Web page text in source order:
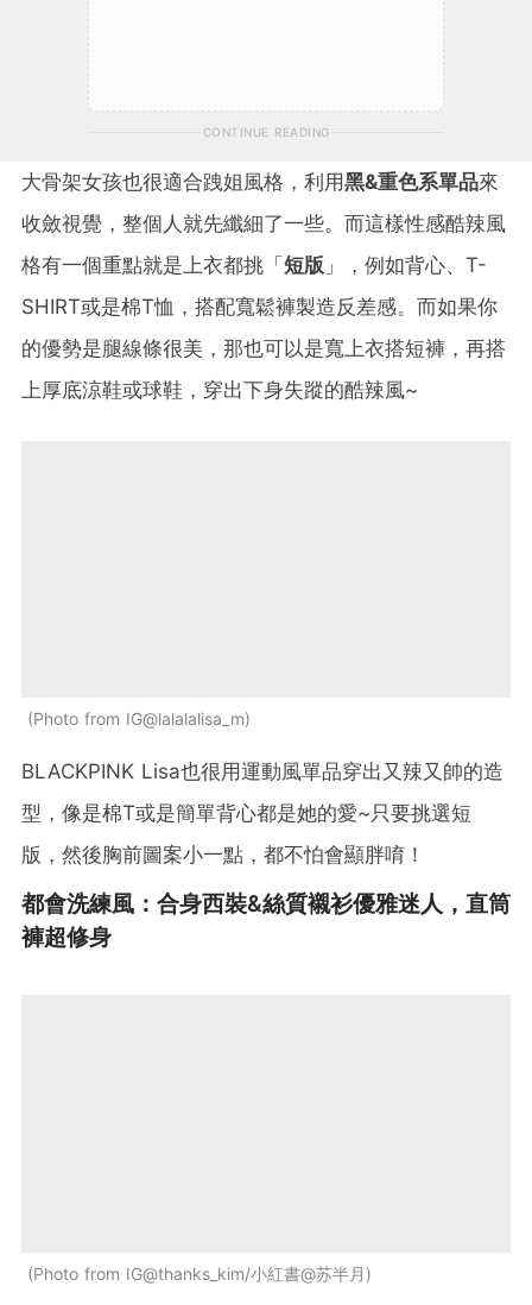
CONTINUE READING
大骨架女孩也很適合跩姐風格，利用黑&重色系單品來
收斂視覺，整個人就先纖細了一些。而這樣性感酷辣風
格有一個重點就是上衣都挑「短版 」，例如背心、T-
SHIRT或是棉T恤，搭配寬鬆褲製造反差感。而如果你
的優勢是腿線條很美，那也可以是寬上衣搭短褲，再搭
上厚底涼鞋或球鞋，穿出下身失蹤的酷辣風~
Photo from IG@lalalalisa_m
BLACKPINK Lisa也很用運動風單品穿出又辣又帥的造
型，像是棉T或是簡單背心都是她的愛~只要挑選短
版，然後胸前圖案小一點，都不怕會顯胖唷！
都會洗練風：合身西裝&絲質襯衫優雅迷人，直筒
褲超修身
Photo from IG@thanks_kim/小紅書@苏半月